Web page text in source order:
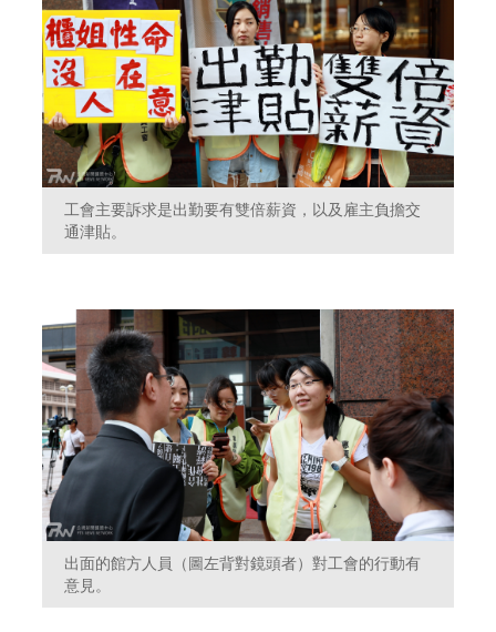
工會主要訴求是出勤要有雙倍薪資，以及雇主負擔交
通津貼。
出面的館方人員（圖左背對鏡頭者）對工會的行動有
意見。